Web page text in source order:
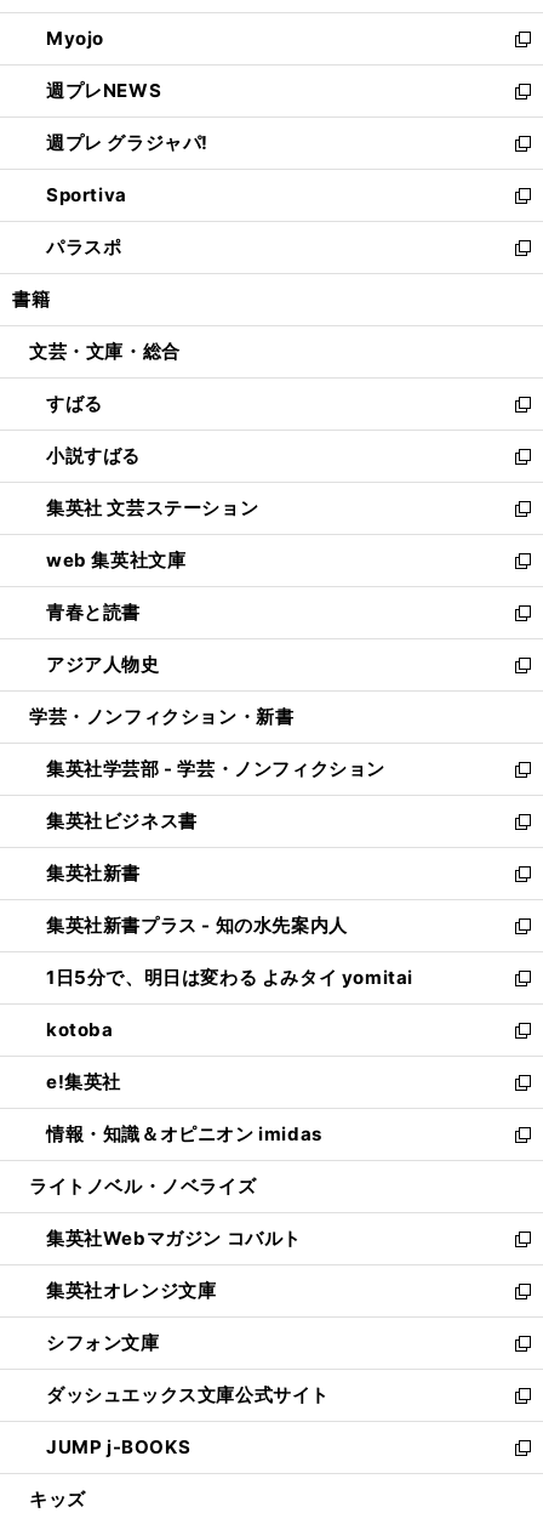
開
く
ウ
で
開
く
ン
ド
ウ
で
開
く
ウ
ィ
ン
ド
ウ
で
開
く
Myojo
新
し
い
ウ
ィ
ン
ド
ウ
で
開
週プレNEWS
新
し
い
ウ
ィ
ン
ド
ウ
開
週プレ グラジャパ!
新
し
い
ウ
ィ
ン
ウ
開
く
Sportiva
新
し
い
ウ
ン
ウ
で
開
く
パラスポ
新
し
ウ
ン
ド
ウ
で
開
く
書籍
文芸・文庫・総合
すばる
新
し
い
ウ
ィ
ン
ド
ウ
で
開
く
小説すばる
新
し
い
ウ
ィ
ン
ド
ウ
で
開
集英社 文芸ステーション
新
し
い
ウ
ィ
ン
ド
ウ
開
く
web 集英社文庫
新
し
い
ウ
ィ
ン
ウ
で
開
く
青春と読書
新
し
い
ウ
ン
ド
ウ
で
開
く
アジア人物史
新
し
ウ
ィ
ン
ド
ウ
で
開
く
学芸・ノンフィクション・新書
集英社学芸部 - 学芸・ノンフィクション
新
し
い
ウ
ィ
ン
ド
ウ
で
開
く
集英社ビジネス書
新
し
い
ウ
ィ
ン
ド
ウ
で
開
く
集英社新書
新
し
い
ウ
ィ
ン
ド
ウ
で
開
く
集英社新書プラス - 知の水先案内人
新
し
い
ウ
ィ
ン
ド
ウ
で
開
1日5分で、明日は変わる よみタイ yomitai
新
し
い
ウ
ィ
ン
ド
ウ
開
く
kotoba
新
し
い
ウ
ィ
ン
ウ
で
開
く
e!集英社
新
し
い
ウ
ン
ド
ウ
で
開
く
情報・知識＆オピニオン imidas
新
し
ウ
ィ
ン
ド
ウ
で
開
く
ライトノベル・ノベライズ
集英社Webマガジン コバルト
新
し
い
ウ
ィ
ン
ド
ウ
で
開
集英社オレンジ文庫
新
し
い
ウ
ィ
ン
ド
ウ
シフォン文庫
新
し
い
ウ
ィ
ン
ダッシュエックス文庫公式サイト
新
し
い
ウ
JUMP j-BOOKS
新
し
キッズ